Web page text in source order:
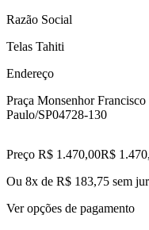
Razão Social
Telas Tahiti
Endereço
Praça Monsenhor
Paulo/SP04728-130
Preço R$ 1.470,00R$ 1.470,
Ou 8x de R$ 183,75 sem
Ver opções de pagamento